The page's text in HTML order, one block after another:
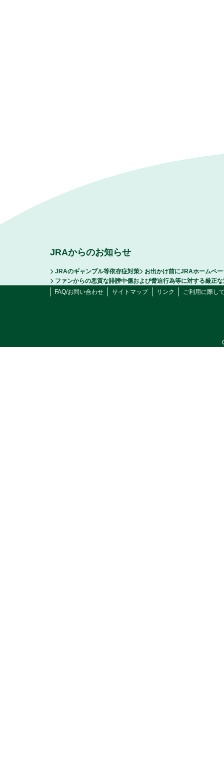
JRAからのお知らせ
JRAのギャンブル等依存症対策
お出かけ前にJRAホームペ
ファンからの悪質な誹謗中傷および脅迫行為等に対する厳正
FAQ/お問い合わせ
サイトマップ リンク ご利用に際し